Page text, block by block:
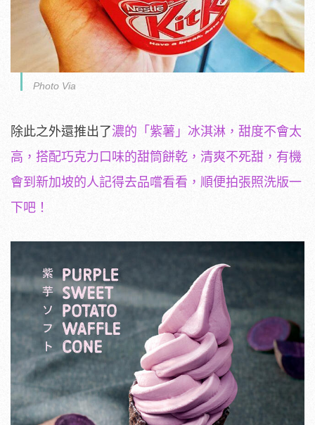
Photo Via
除此之外還推出了濃的「紫薯」冰淇淋，甜度不會太
高，搭配巧克力口味的甜筒餅乾，清爽不死甜，有機
會到新加坡的人記得去品嚐看看，順便拍張照洗版一
下吧！